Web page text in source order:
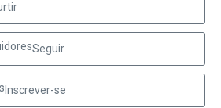
Seguir
Inscrever-se